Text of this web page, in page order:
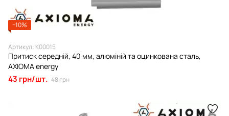
−10%
Артикул: К00015
Притиск середній, 40 мм, алюміній та оцинкована сталь,
AXIOMA energy
43 грн/шт. 48 грн